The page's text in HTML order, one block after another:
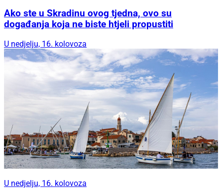
Ako ste u Skradinu ovog tjedna, ovo su
događanja koja ne biste htjeli propustiti
U nedjelju, 16. kolovoza
U nedjelju, 16. kolovoza